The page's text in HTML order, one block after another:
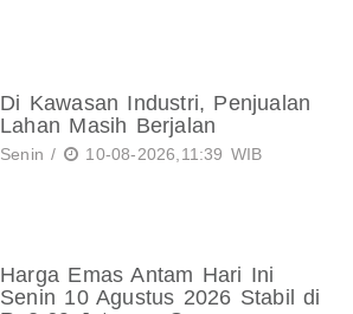
Di Kawasan Industri, Penjualan
Lahan Masih Berjalan
Senin / 10-08-2026,11:39 WIB
Harga Emas Antam Hari Ini
Senin 10 Agustus 2026 Stabil di